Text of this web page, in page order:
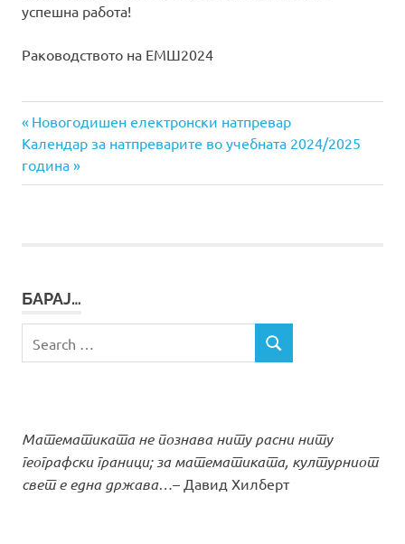
успешна работа!
Раководството на ЕМШ2024
Навигација
на
Previous
Post:
Новогодишен електронски натпревар
Next
Post:
Календар за натпреварите во учебната 2024/2025
година
БАРАЈ…
for:
SEARCH
Математиката не познава ниту расни ниту
географски граници; за математиката, културниот
свет е една држава…– Давид Хилберт